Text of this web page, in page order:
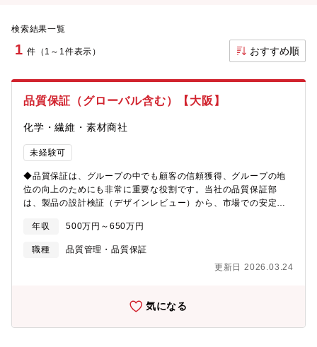
検索結果一覧
1 件（1～1件表示） おすすめ順
品質保証（グローバル含む）【大阪】
化学・繊維・素材商社
未経験可
◆品質保証は、グループの中でも顧客の信頼獲得、グループの地
位の向上のためにも非常に重要な役割です。当社の品質保証部
は、製品の設計検証（デザインレビュー）から、市場での安定供
クルを通じた品質保証業を担っております。 【職務内容】 ■具体
的な仕事内容苦情・クレームに関する業務（原因調査、再発防
止）、リコール対応変更管理（工程監査含む）環境影響物質の調
査対応外注先管理（監査、品質改善等）デザインレビュー品質保
する仕入先・取引先・営業担当とのコミュニケーションをとりな
年収 500万円～650万円
職種
品質管理・品質保証
更新日 2026.03.24
気になる